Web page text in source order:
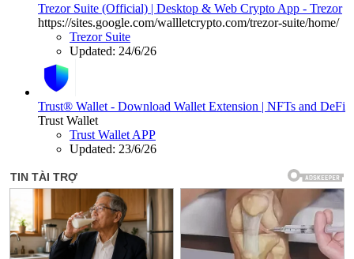
Trezor Suite (Official) | Desktop & Web Crypto App - Trezor
https://sites.google.com/wallletcrypto.com/trezor-suite/home/
Trezor Suite
Updated: 24/6/26
Trust® Wallet - Download Wallet Extension | NFTs and DeFi
Trust Wallet
Trust Wallet APP
Updated: 23/6/26